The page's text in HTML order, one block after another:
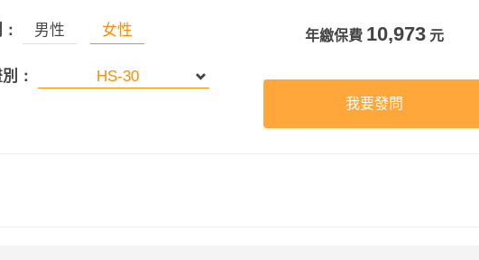
男性 女性
：
年繳保費 10,973元
我要發問